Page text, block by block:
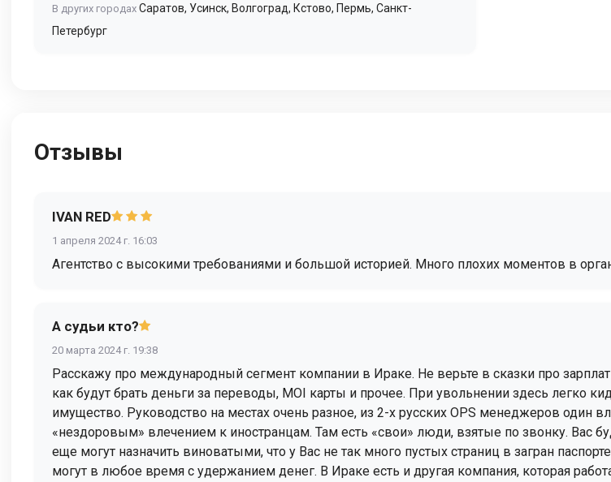
В других городах Саратов, Усинск, Волгоград, Кстово, Пермь, Санкт-
Петербург
Отзывы
IVAN RED
1 апреля 2024 г. 16:03
Агентство с высокими требованиями и большой историей. Много плохих моментов в
А судьи кто?
20 марта 2024 г. 19:38
Расскажу про международный сегмент компании в Ираке. Не верьте в сказки про
как будут брать деньги за переводы, MOI карты и прочее. При увольнении здесь легко
имущество. Руководство на местах очень разное, из 2-х русских OPS менеджеров один
«нездоровым» влечением к иностранцам. Там есть «свои» люди, взятые по звонку. Вас
еще могут назначить виноватыми, что у Вас не так много пустых страниц в загран
могут в любое время с удержанием денег. В Ираке есть и другая компания, которая